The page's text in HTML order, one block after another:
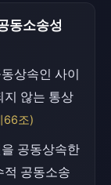
동소송성
상속인 사이
지 않는 통상
66조)
공동상속한
적 공동소송